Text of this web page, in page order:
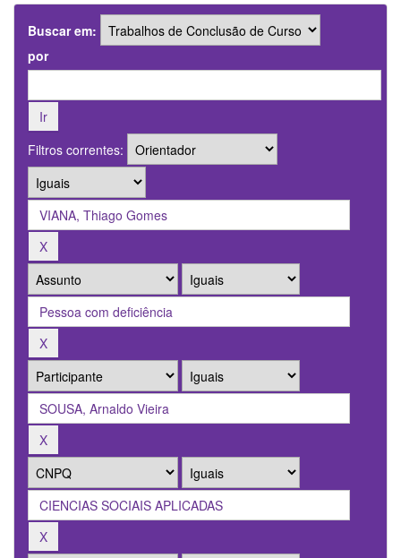
Buscar em:
por
Filtros correntes: